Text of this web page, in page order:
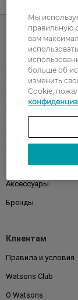
Каталог
Корейская
Парфюмерия
Акции
Лицо
Подарки
Аксессуары
Бренды
Клиентам
Правила и условия
Watsons Club
О Watsons
Мы
правильную
вам
больше об
изменить
Cookie,